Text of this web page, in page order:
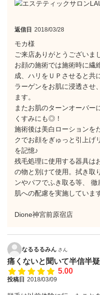
返信日 2018/03/28
モカ様
ご来店ありがとうございま
お顔の施術では施術時に繊
成、ハリをＵＰさせると共
ラーゲンをお肌に浸透させ
ます。
またお肌のターンオーバー
くすみにも◎！
施術後は美白ローションを
クでお顔をぎゅっと引上げ
を記憶♪
残毛処理に使用する器具は
の物と別けて使用。拭き取
ンやパフでふき取る等、
肌への配慮を実施していま
Dione神宮前原宿店
なるるるみん さん
痛くないと聞いて半信半
5.00
投稿日 2018/03/09